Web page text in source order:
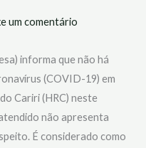
um comentário
informa que não há
(COVID-19) em
Cariri (HRC) neste
não apresenta
É considerado como